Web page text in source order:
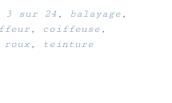
3 sur 24 , balayage ,
, coiffeuse ,
roux ,
teinture